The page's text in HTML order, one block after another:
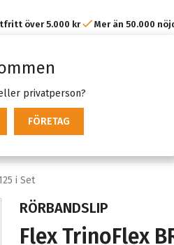
privatperson?
FÖRETAG
över 5.000 kr Mer än 50.000
i Set
RÖRBANDSLIP
Flex TrinoFlex